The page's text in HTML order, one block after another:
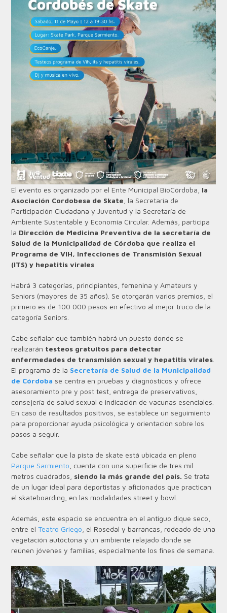
El evento es organizado por el Ente Municipal BioCórdoba, la
Asociación Cordobesa de Skate , la Secretaría de
Participación Ciudadana y Juventud y la Secretaría de
Ambiente Sustentable y Economía Circular. Además, participa
la Dirección de Medicina Preventiva de la secretaría de
Salud de la Municipalidad de Córdoba que realiza el
Programa de VIH, Infecciones de Transmisión Sexual
(ITS) y hepatitis virales
Habrá 3 categorías, principiantes, femenina y Amateurs y
Seniors (mayores de 35 años). Se otorgarán varios premios, el
primero es de 100 000 pesos en efectivo al mejor truco de la
categoría Seniors.
Cabe señalar que también habrá un puesto donde se
realizarán testeos gratuitos para detectar
enfermedades de transmisión sexual y hepatitis virales
El programa de la Secretaría de Salud de la Municipalidad
de Córdoba se centra en pruebas y diagnósticos y ofrece
asesoramiento pre y post test, entrega de preservativos,
consejería de salud sexual e indicación de vacunas esenciales.
En caso de resultados positivos, se establece un seguimiento
para proporcionar ayuda psicológica y orientación sobre los
pasos a seguir.
Cabe señalar que la pista de skate está ubicada en pleno
Parque Sarmiento , cuenta con una superficie de tres mil
metros cuadrados, siendo la más grande del país. Se trata
de un lugar ideal para deportistas y aficionados que practican
el skateboarding, en las modalidades street y bowl.
Además, este espacio se encuentra en el antiguo dique seco,
entre elTeatro Griego , el Rosedal y barrancas, rodeado de una
vegetación autóctona y un ambiente relajado donde se
reúnen jóvenes y familias, especialmente los fines de semana.